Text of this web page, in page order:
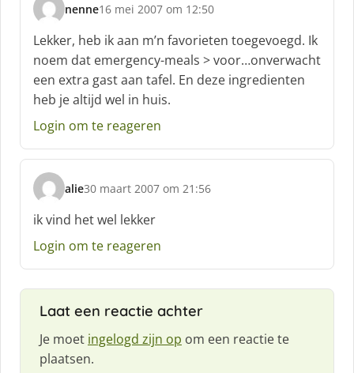
nenne
s
c
h
r
e
e
:
16 mei 2007 om 12:50
Lekker, heb ik aan m’n favorieten toegevoegd. Ik
noem dat emergency-meals > voor…onverwacht
een extra gast aan tafel. En deze ingredienten
heb je altijd wel in huis.
Login om te reageren
alie
s
c
h
r
30 maart 2007 om 21:56
ik vind het wel lekker
Login om te reageren
Laat een reactie achter
Je moet ingelogd zijn op om een reactie te
plaatsen.